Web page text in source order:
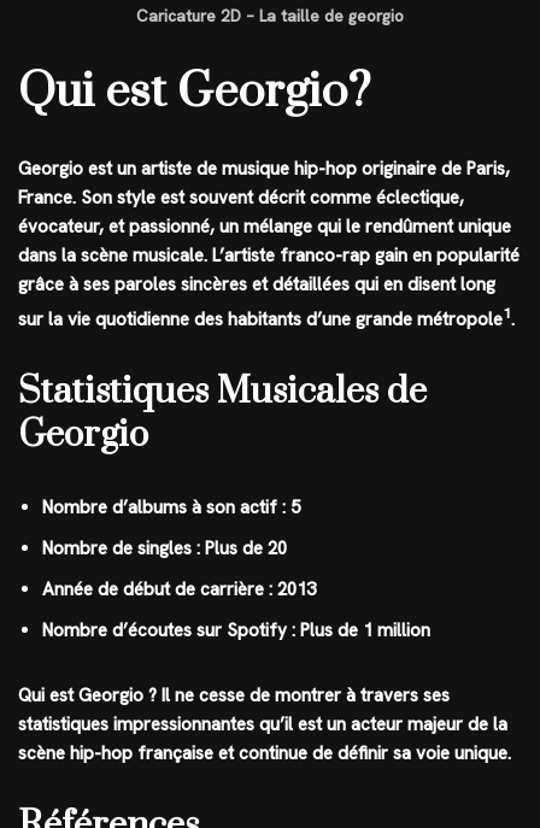
Caricature 2D – La taille de georgio
Qui est Georgio?
Georgio est un artiste de musique hip-hop originaire de Paris,
France. Son style est souvent décrit comme éclectique,
évocateur, et passionné, un mélange qui le rendûment unique
dans la scène musicale. L’artiste franco-rap gain en popularité
grâce à ses paroles sincères et détaillées qui en disent long
sur la vie quotidienne des habitants d’une grande métropole1.
Statistiques Musicales de
Georgio
Nombre d’albums à son actif : 5
Nombre de singles : Plus de 20
Année de début de carrière : 2013
Nombre d’écoutes sur Spotify : Plus de 1 million
Qui est Georgio ? Il ne cesse de montrer à travers ses
statistiques impressionnantes qu’il est un acteur majeur de la
scène hip-hop française et continue de définir sa voie unique.